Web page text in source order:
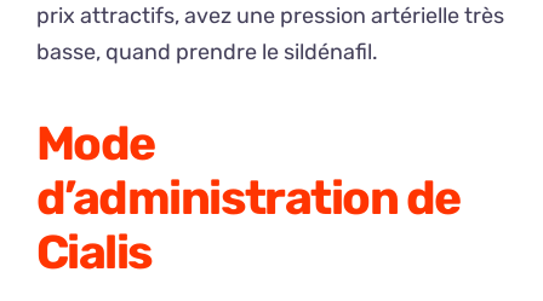
prix attractifs, avez une pression artérielle très
basse, quand prendre le sildénafil.
Mode
d’administration de
Cialis